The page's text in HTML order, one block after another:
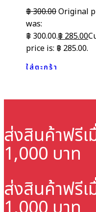
฿300.00Original
was:
฿ 300.00.฿285.00
price is: ฿ 285.00.
ใส่ตะกร้า
ส่งสินค้าฟรี
1,000 บาท
ส่งสินค้าฟรี